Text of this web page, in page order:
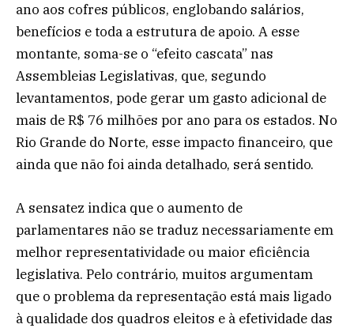
ano aos cofres públicos, englobando salários,
benefícios e toda a estrutura de apoio. A esse
montante, soma-se o “efeito cascata” nas
Assembleias Legislativas, que, segundo
levantamentos, pode gerar um gasto adicional de
mais de R$ 76 milhões por ano para os estados. No
Rio Grande do Norte, esse impacto financeiro, que
ainda que não foi ainda detalhado, será sentido.
A sensatez indica que o aumento de
parlamentares não se traduz necessariamente em
melhor representatividade ou maior eficiência
legislativa. Pelo contrário, muitos argumentam
que o problema da representação está mais ligado
à qualidade dos quadros eleitos e à efetividade das